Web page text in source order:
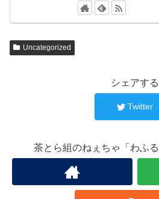
Uncategorized
シェアする
Twitter
茶とら組のねぇちゃ「わふ